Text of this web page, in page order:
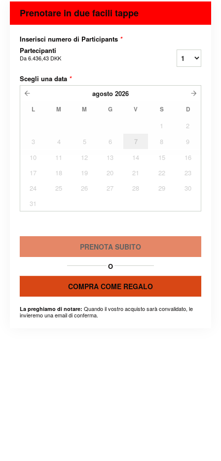
Prenotare in due facili tappe
Inserisci numero di Participants *
Partecipanti
Da6.436,43 DKK
Scegli una data *
agosto 2026
L M M G V S D
1
2
3
4 5 6 7 8
9
10
11 12 13 14 15
16
17
18 19 20 21 22
23
24
25 26 27 28 29
30
31
PRENOTA SUBITO
O
COMPRA COME REGALO
La preghiamo di notare: Quando il vostro acquisto sarà convalidato, le
invieremo una email di conferma.